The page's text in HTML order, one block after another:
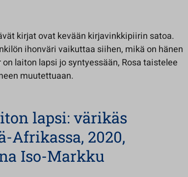
kirjat ovat kevään kirjavinkkipiirin satoa.
ihonväri vaikuttaa siihen, mikä on hänen
laiton lapsi jo syntyessään, Rosa taistelee
muutettuaan.
lapsi: värikäs
Afrikassa, 2020,
Iso-Markku